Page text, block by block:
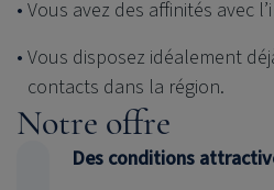
Vous avez des affinités avec
Vous disposez idéalement
contacts dans la région.
Notre offre
Des conditions